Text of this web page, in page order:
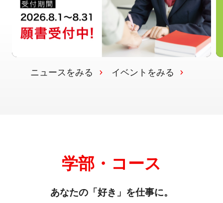
ニュースをみる イベントをみる
学部・コース
あなたの「好き」を仕事に。